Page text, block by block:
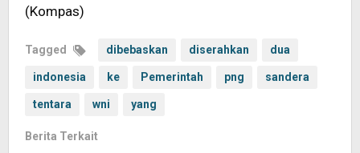
(Kompas)
Tagged dibebaskan diserahkan dua
indonesia ke Pemerintah png sandera
tentara wni yang
Berita Terkait